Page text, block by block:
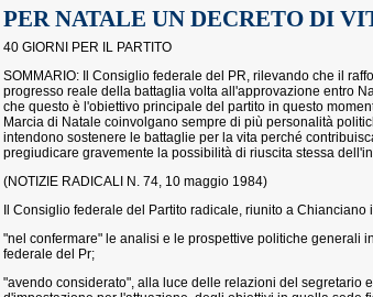
PER NATALE UN DECRETO DI
40 GIORNI PER IL PARTITO
SOMMARIO: Il Consiglio federale del PR, rilevando che il
progresso reale della battaglia volta all'approvazione entro
che questo è l'obiettivo principale del partito in questo
Marcia di Natale coinvolgano sempre di più personalità
intendono sostenere le battaglie per la vita perché
pregiudicare gravemente la possibilità di riuscita stessa
(NOTIZIE RADICALI N. 74, 10 maggio 1984)
Il Consiglio federale del Partito radicale, riunito a
"nel confermare" le analisi e le prospettive politiche generali
federale del Pr;
"avendo considerato", alla luce delle relazioni del segretario